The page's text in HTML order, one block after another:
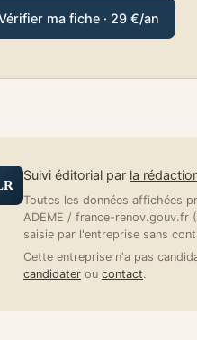
ma fiche · 29 €/an
Suivi éditorial par la
Toutes les données affichées
ADEME / france-renov.gouv.fr
saisie par l'entreprise sans
Cette entreprise n'a pas
candidater ou contact.